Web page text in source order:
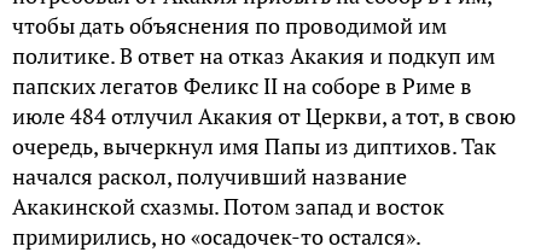
чтобы дать объяснения по проводимой им
политике. В ответ на отказ Акакия и подкуп им
папских легатов Феликс II на соборе в Риме в
июле 484 отлучил Акакия от Церкви, а тот, в свою
очередь, вычеркнул имя Папы из диптихов. Так
начался раскол, получивший название
Акакинской схазмы. Потом запад и восток
примирились, но «осадочек-то остался».